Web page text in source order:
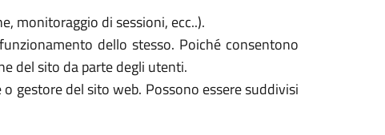
monitoraggio di sessioni, ecc..).
dello stesso. Poiché consentono
del sito da parte degli utenti.
gestore del sito web. Possono essere suddivisi